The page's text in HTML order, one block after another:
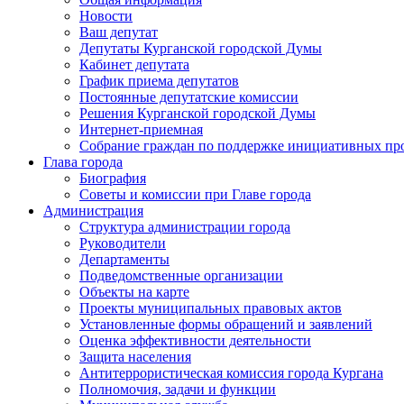
Новости
Ваш депутат
Депутаты Курганской городской Думы
Кабинет депутата
График приема депутатов
Постоянные депутатские комиссии
Решения Курганской городской Думы
Интернет-приемная
Собрание граждан по поддержке инициативных
Глава города
Биография
Советы и комиссии при Главе города
Администрация
Структура администрации города
Руководители
Департаменты
Подведомственные организации
Объекты на карте
Проекты муниципальных правовых актов
Установленные формы обращений и заявлений
Оценка эффективности деятельности
Защита населения
Антитеррористическая комиссия города Кургана
Полномочия, задачи и функции